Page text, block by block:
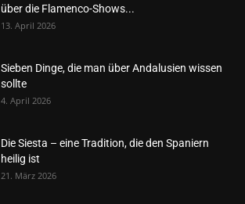
über die Flamenco-Shows...
13. April 2026
Sieben Dinge, die man über Andalusien wissen
sollte
4. April 2026
Die Siesta – eine Tradition, die den Spaniern
heilig ist
21. März 2026